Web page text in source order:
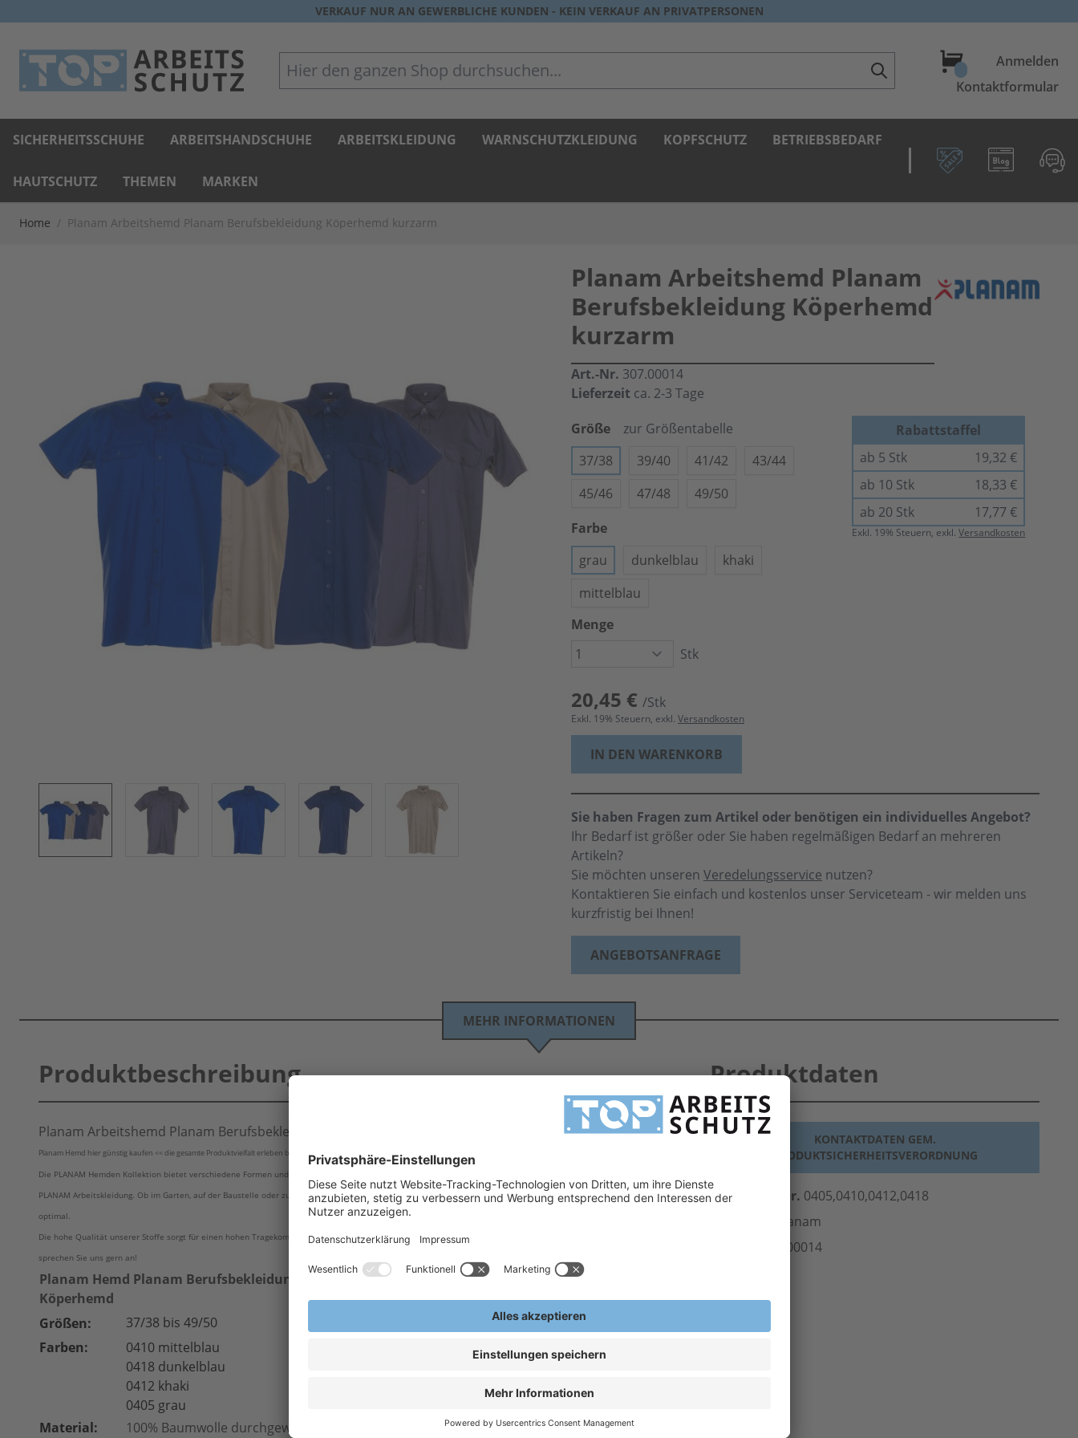
VERKAUF NUR AN GEWERBLICHE KUNDEN - KEIN VERKAUF AN PRIVATPERSONEN
Hier den ganzen Shop durchsuchen... WarenkorbAnmelden
Kontaktformular
SICHERHEITSSCHUHE ARBEITSHANDSCHUHE ARBEITSKLEIDUNG WARNSCHUTZKLEIDUNG KOPFSCHUTZ BETRIEBSBEDARF
HAUTSCHUTZ THEMEN MARKEN
Home / Planam Arbeitshemd Planam Berufsbekleidung Köperhemd kurzarm
Planam Arbeitshemd Planam
Berufsbekleidung Köperhemd
kurzarm
Art.-Nr. 307.00014
Lieferzeit ca. 2-3 Tage
Größe
zur Größentabelle
37/38
39/40 41/42
43/44
45/46
47/48
49/50
Farbe
grau
dunkelblau
khaki
mittelblau
Menge
Stk
20,45 € /Stk
Exkl. 19% Steuern, exkl. Versandkosten
Rabattstaffel
ab 5 Stk
19,32 €
ab 10 Stk
18,33 €
ab 20 Stk
17,77 €
Exkl. 19% Steuern, exkl.Versandkosten
IN DEN WARENKORB
Sie haben Fragen zum Artikel oder benötigen ein individuelles Angebot?
Ihr Bedarf ist größer oder Sie haben regelmäßigen Bedarf an mehreren
Artikeln?
Sie möchten unseren Veredelungsservice nutzen?
Kontaktieren Sie einfach und kostenlos unser Serviceteam - wir melden uns
kurzfristig bei Ihnen!
ANGEBOTSANFRAGE
MEHR INFORMATIONEN
Produktbeschreibung
Planam Arbeitshemd Planam Berufsbekleidung Köperhemd kurzarm
Planam Hemd hier günstig kaufen << die gesamte Produktvielfalt erleben bei TOP Arbeitsschutz GmbH >> jetzt online vergleichen und sparen
Die PLANAM Hemden Kollektion bietet verschiedene Formen und Farbkombinationen und ist damit vielseitig einsetzbar, passend zu den unterschiedlichen Artikeln der
PLANAM Arbeitskleidung. Ob im Garten, auf der Baustelle oder zu Hause – dank des natürlichen Materials sind die Hemden sehr pflegeleicht und regulieren das Körperklima
optimal.
Die hohe Qualität unserer Stoffe sorgt für einen hohen Tragekomfort und Langlebigkeit. Sollten Sie einen Artikel aus der Planam Berufsbekleidung Reihe nicht finden,
sprechen Sie uns gern an!
Planam Hemd Planam Berufsbekleidung Planam Kurzarmhemd Planam
Köperhemd
Größen:
37/38 bis 49/50
Farben:
0410 mittelblau
0418 dunkelblau
0412 khaki
0405 grau
Material:
100% Baumwolle durchgewebt, ca. 200 g/m²
Produktdaten
KONTAKTDATEN GEM.
PRODUKTSICHERHEITSVERORDNUNG
Herst.-Art.-Nr. 0405,0410,0412,0418
Planam
307.00014